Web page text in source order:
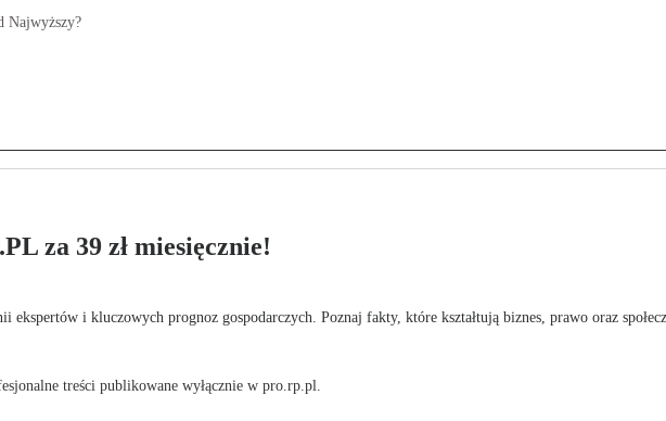
Najwyższy?
za 39 zł miesięcznie!
ekspertów i kluczowych prognoz gospodarczych. Poznaj fakty, które kształtują biznes, prawo oraz
treści publikowane wyłącznie w pro.rp.pl.